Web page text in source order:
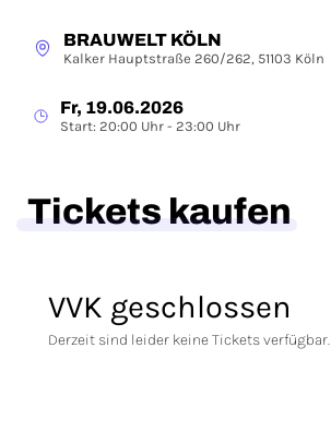
BRAUWELT KÖLN
Kalker Hauptstraße 260/262, 51103 Köln
Fr, 19.06.2026
Start: 20:00 Uhr - 23:00 Uhr
Tickets kaufen
VVK geschlossen
Derzeit sind leider keine Tickets verfügbar.